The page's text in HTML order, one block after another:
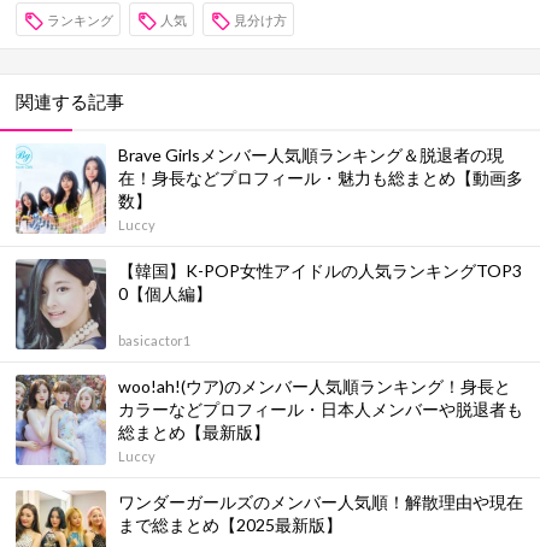
ランキング 人気 見分け方
関連する記事
Brave Girlsメンバー人気順ランキング＆脱退者の現
在！身長などプロフィール・魅力も総まとめ【動画多
数】
Luccy
【韓国】K-POP女性アイドルの人気ランキングTOP3
0【個人編】
basicactor1
woo!ah!(ウア)のメンバー人気順ランキング！身長と
カラーなどプロフィール・日本人メンバーや脱退者も
総まとめ【最新版】
Luccy
ワンダーガールズのメンバー人気順！解散理由や現在
まで総まとめ【2025最新版】